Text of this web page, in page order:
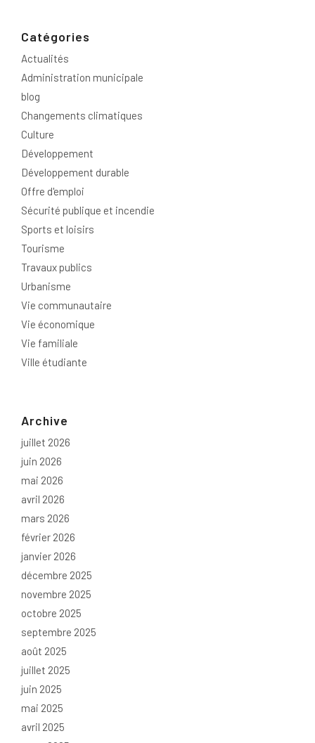
Catégories
Actualités
Administration municipale
blog
Changements climatiques
Culture
Développement
Développement durable
Offre d'emploi
Sécurité publique et incendie
Sports et loisirs
Tourisme
Travaux publics
Urbanisme
Vie communautaire
Vie économique
Vie familiale
Ville étudiante
Archive
juillet 2026
juin 2026
mai 2026
avril 2026
mars 2026
février 2026
janvier 2026
décembre 2025
novembre 2025
octobre 2025
septembre 2025
août 2025
juillet 2025
juin 2025
mai 2025
avril 2025